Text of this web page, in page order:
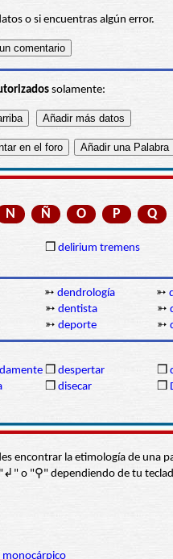
o si encuentras algún error.
solamente:
N Ñ O P Q
❒ delirium tremens
➳ dendrología ➳
➳ dentista ➳
➳ deporte ➳
❒ despertar ❒
❒ disecar ❒
encontrar la etimología de
o "⚲" dependiendo de tu
monocárpico